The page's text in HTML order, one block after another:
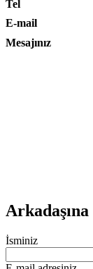
Tel
E-mail
Mesajınız
İsminiz